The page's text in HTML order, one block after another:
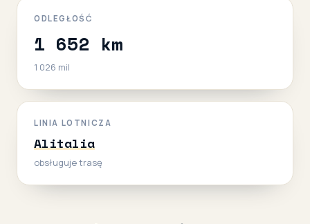
ODLEGŁOŚĆ
1 652 km
1 026 mil
LINIA LOTNICZA
Alitalia
obsługuje trasę